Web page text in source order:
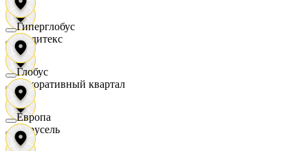
Индитекс
Декоративный квартал
Карусель
Гиперглобус
Глобус
Европа